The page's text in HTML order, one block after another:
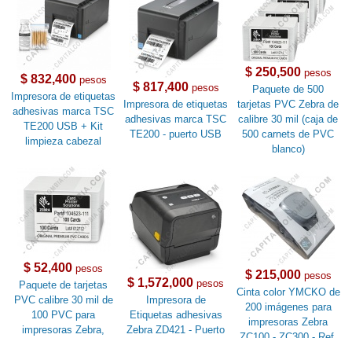
$ 832,400pesos
Impresora de etiquetas
adhesivas marca TSC
TE200 USB + Kit
limpieza cabezal
$ 817,400pesos
Impresora de etiquetas
adhesivas marca TSC
TE200 - puerto USB
$ 250,500pesos
Paquete de 500
tarjetas PVC Zebra de
calibre 30 mil (caja de
500 carnets de PVC
blanco)
$ 52,400 pesos
Paquete de tarjetas
PVC calibre 30 mil de
100 PVC para
impresoras Zebra,
$ 1,572,000 pesos
Impresora de
Etiquetas adhesivas
Zebra ZD421 - Puerto
$ 215,000pesos
Cinta color YMCKO de
200 imágenes para
impresoras Zebra